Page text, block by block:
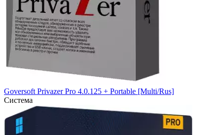
Goversoft Privazer Pro 4.0.125 + Portable [Multi/Rus]
Система